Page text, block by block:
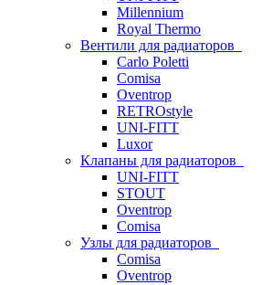
Millennium
Royal Thermo
Вентили для радиаторов
Carlo Poletti
Comisa
Oventrop
RETROstyle
UNI-FITT
Luxor
Клапаны для радиаторов
UNI-FITT
STOUT
Oventrop
Comisa
Узлы для радиаторов
Comisa
Oventrop